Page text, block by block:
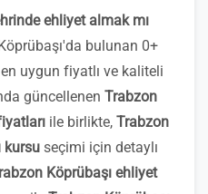
ehliyet almak mı
bulunan 0+
uygun fiyatlı ve kaliteli
güncellenen Trabzon
ile birlikte, Trabzon
kursu seçimi için detaylı
Köprübaşı ehliyet